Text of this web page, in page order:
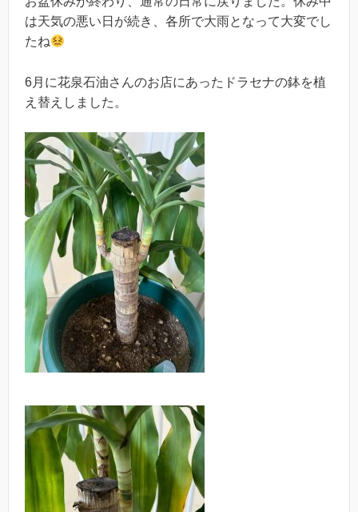
は天気の悪い日が続き、各所で大雨となって大変でし
たね
6月に花泉石油さんのお店にあったドラセナの鉢を植
え替えしました。